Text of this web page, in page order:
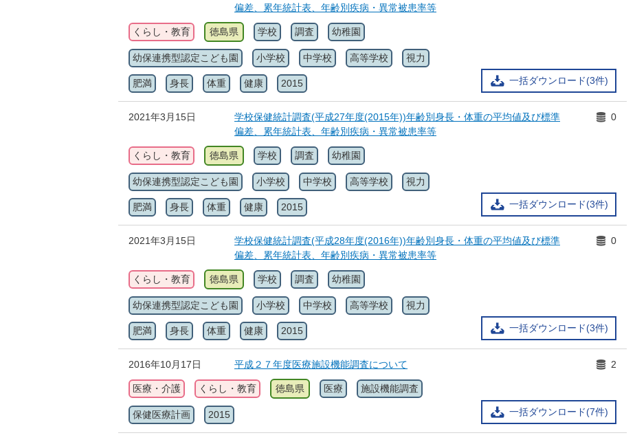
偏差、累年統計表、年齢別疾病・異常被患率等
一括ダウンロード(3件)
くらし・教育 徳島県 学校 調査 幼稚園
幼保連携型認定こども園 小学校 中学校 高等学校 視力
肥満 身長 体重 健康 2015
2021年3月15日
学校保健統計調査(平成27年度(2015年))年齢別身長・体重の平均値及び標準
偏差、累年統計表、年齢別疾病・異常被患率等
一括ダウンロード(3件)
0
くらし・教育 徳島県 学校 調査 幼稚園
幼保連携型認定こども園 小学校 中学校 高等学校 視力
肥満 身長 体重 健康 2015
2021年3月15日
学校保健統計調査(平成28年度(2016年))年齢別身長・体重の平均値及び標準
偏差、累年統計表、年齢別疾病・異常被患率等
一括ダウンロード(3件)
0
くらし・教育 徳島県 学校 調査 幼稚園
幼保連携型認定こども園 小学校 中学校 高等学校 視力
肥満 身長 体重 健康 2015
2016年10月17日 平成２７年度医療施設機能調査について
一括ダウンロード(7件)
2
医療・介護 くらし・教育 徳島県 医療 施設機能調査
保健医療計画 2015